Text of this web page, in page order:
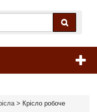
> Крісло робоче